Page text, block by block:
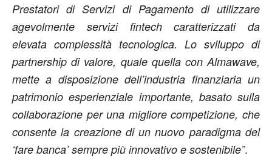
Prestatori di Servizi di Pagamento di utilizzare
agevolmente servizi fintech caratterizzati da
elevata complessità tecnologica. Lo sviluppo di
partnership di valore, quale quella con Almawave,
mette a disposizione dell’industria finanziaria un
patrimonio esperienziale importante, basato sulla
collaborazione per una migliore competizione, che
consente la creazione di un nuovo paradigma del
‘fare banca’ sempre più innovativo e sostenibile”.